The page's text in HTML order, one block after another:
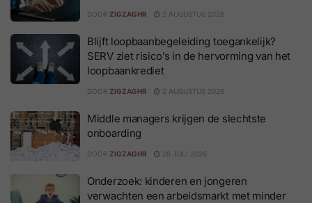
DOOR ZIGZAGHR 2 AUGUSTUS 2026
Blijft loopbaanbegeleiding toegankelijk?
SERV ziet risico’s in de hervorming van het
loopbaankrediet
DOOR ZIGZAGHR 2 AUGUSTUS 2026
Middle managers krijgen de slechtste
onboarding
DOOR ZIGZAGHR 28 JULI 2026
Onderzoek: kinderen en jongeren
verwachten een arbeidsmarkt met minder